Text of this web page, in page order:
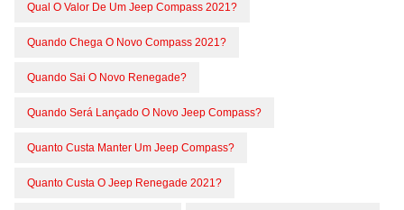
Qual O Valor De Um Jeep Compass 2021?
Quando Chega O Novo Compass 2021?
Quando Sai O Novo Renegade?
Quando Será Lançado O Novo Jeep Compass?
Quanto Custa Manter Um Jeep Compass?
Quanto Custa O Jeep Renegade 2021?